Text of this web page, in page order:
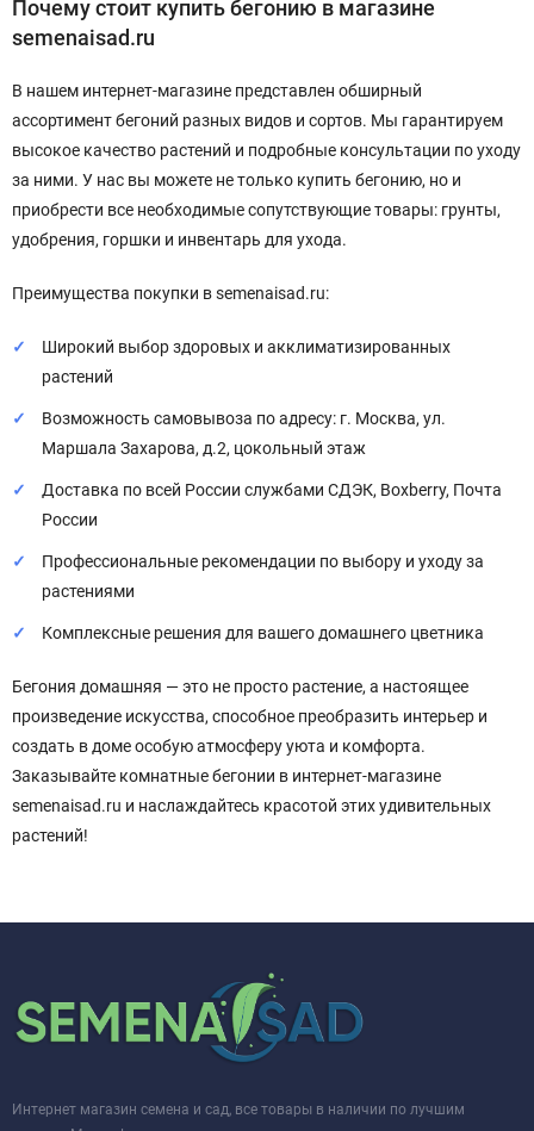
Почему стоит купить бегонию в магазине
semenaisad.ru
В нашем интернет-магазине представлен обширный
ассортимент бегоний разных видов и сортов. Мы гарантируем
высокое качество растений и подробные консультации по уходу
за ними. У нас вы можете не только купить бегонию, но и
приобрести все необходимые сопутствующие товары: грунты,
удобрения, горшки и инвентарь для ухода.
Преимущества покупки в semenaisad.ru:
Широкий выбор здоровых и акклиматизированных
растений
Возможность самовывоза по адресу: г. Москва, ул.
Маршала Захарова, д.2, цокольный этаж
Доставка по всей России службами СДЭК, Boxberry, Почта
России
Профессиональные рекомендации по выбору и уходу за
растениями
Комплексные решения для вашего домашнего цветника
Бегония домашняя — это не просто растение, а настоящее
произведение искусства, способное преобразить интерьер и
создать в доме особую атмосферу уюта и комфорта.
Заказывайте комнатные бегонии в интернет-магазине
semenaisad.ru и наслаждайтесь красотой этих удивительных
растений!
Интернет магазин семена и сад, все товары в наличии по лучшим